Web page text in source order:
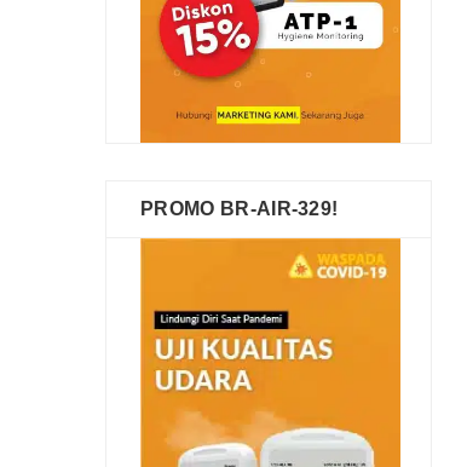
PROMO BR-AIR-329!